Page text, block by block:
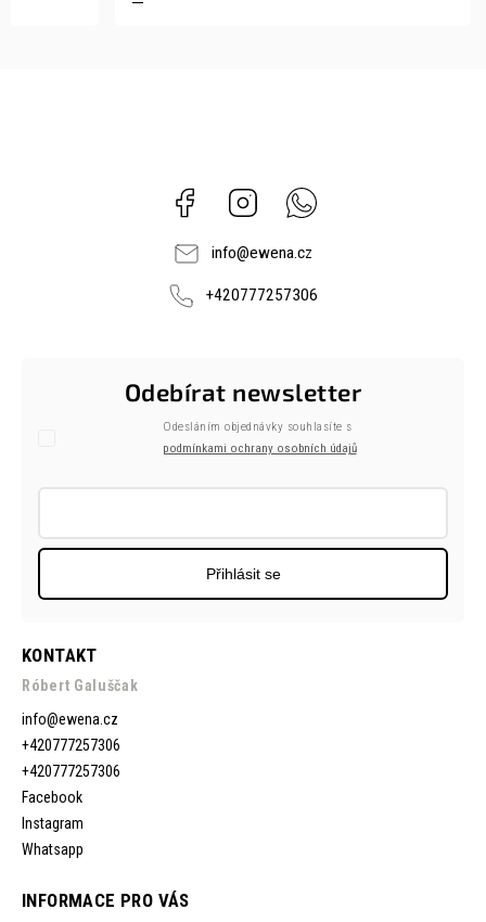
Facebook Instagram
info@ewena.cz
+420777257306
KONTAKT
Róbert Galuščak
info@ewena.cz
+420777257306
+420777257306
Facebook
Instagram
Whatsapp
INFORMACE PRO VÁS
Odebírat newsletter
Odesláním objednávky souhlasíte s
podmínkami ochrany osobních údajů
Přihlásit se